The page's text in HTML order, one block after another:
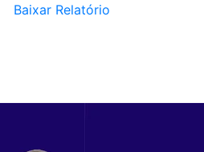
Baixar Relatório